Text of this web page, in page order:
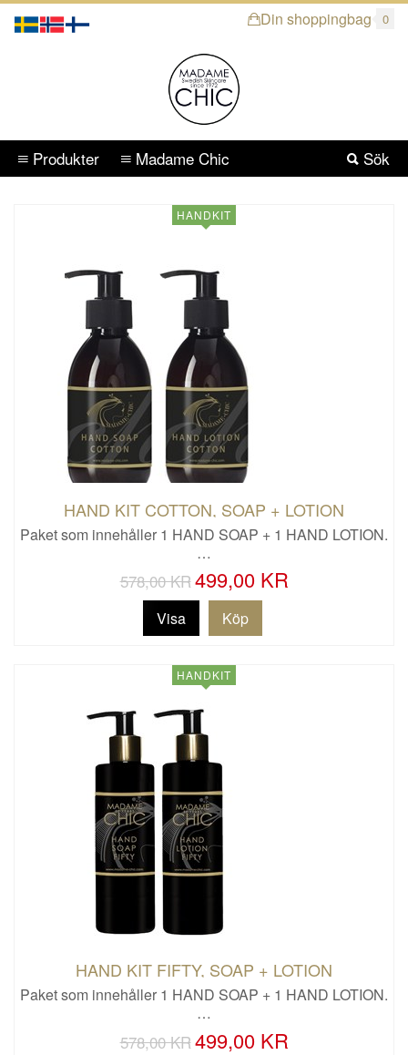
Din shoppingbag 0
Sök
Produkter Madame Chic
HANDKIT
HAND KIT COTTON, SOAP + LOTION
Paket som innehåller 1 HAND SOAP + 1 HAND LOTION.
…
578,00 KR499,00 KR
Visa
HANDKIT
HAND KIT FIFTY, SOAP + LOTION
Paket som innehåller 1 HAND SOAP + 1 HAND LOTION.
…
578,00 KR499,00 KR